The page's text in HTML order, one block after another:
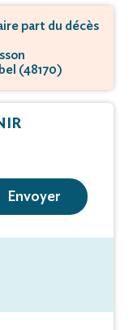
part du décès
(48170)
Envoyer